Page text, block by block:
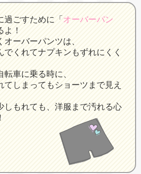
過ごすために「 オーバーパン
よ！
ーバーパンツは、
でくれてナプキンもずれにくく
車に乗る時に、
てしまってもショーツまで見え
しもれても、洋服まで汚れる心